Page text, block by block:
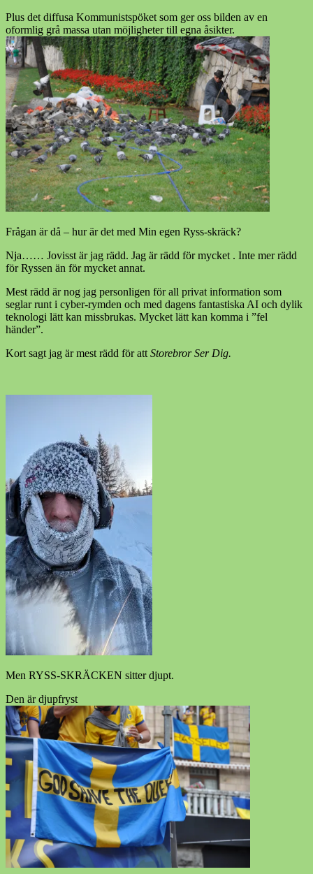
Plus det diffusa Kommunistspöket som ger oss bilden av en
oformlig grå massa utan möjligheter till egna åsikter.
Frågan är då – hur är det med Min egen Ryss-skräck?
Nja…… Jovisst är jag rädd. Jag är rädd för mycket . Inte mer rädd
för Ryssen än för mycket annat.
Mest rädd är nog jag personligen för all privat information som
seglar runt i cyber-rymden och med dagens fantastiska AI och dylik
teknologi lätt kan missbrukas. Mycket lätt kan komma i ”fel
händer”.
Kort sagt jag är mest rädd för att Storebror Ser Dig.
Men RYSS-SKRÄCKEN sitter djupt.
Den är djupfryst